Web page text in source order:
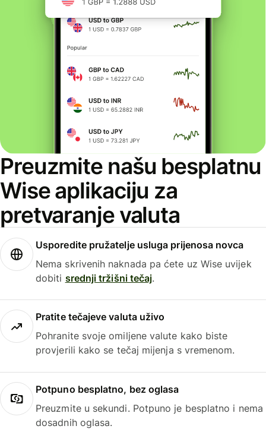
Preuzmite našu besplatnu
Wise aplikaciju za
pretvaranje valuta
Usporedite pružatelje usluga prijenosa novca
Nema skrivenih naknada pa ćete uz Wise uvijek
dobiti srednji tržišni tečaj.
Pratite tečajeve valuta uživo
Pohranite svoje omiljene valute kako biste
provjerili kako se tečaj mijenja s vremenom.
Potpuno besplatno, bez oglasa
Preuzmite u sekundi. Potpuno je besplatno i nema
dosadnih oglasa.